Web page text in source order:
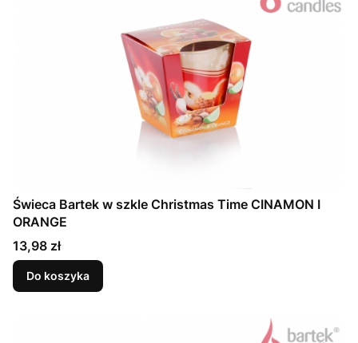
Świeca Bartek w szkle Christmas Time CINAMON I
ORANGE
Cena
13,98 zł
Do koszyka